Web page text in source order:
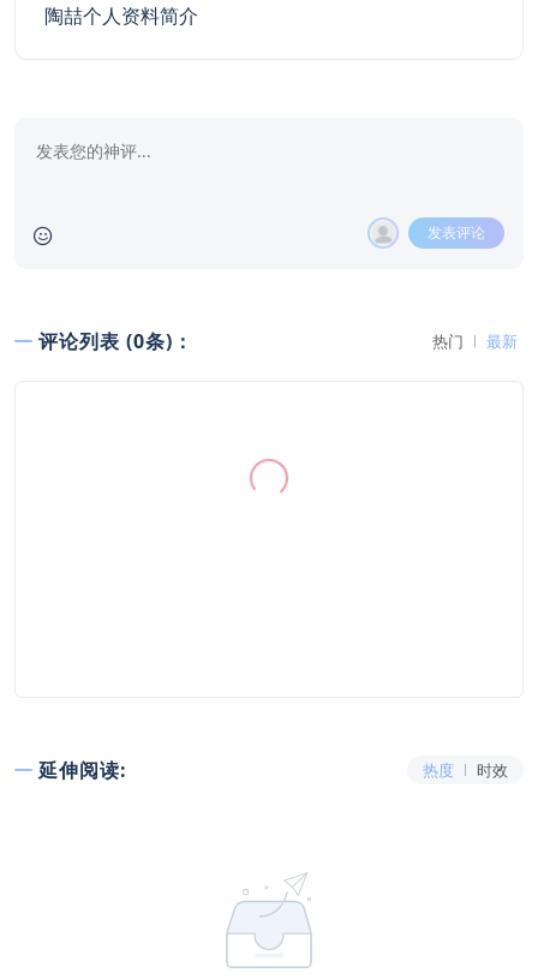
陶喆个人资料简介
发表评论
评论列表 (0条)： 热门 最新
延伸阅读: 热度 时效